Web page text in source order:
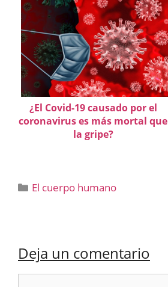
¿El Covid-19 causado por el
coronavirus es más mortal que
la gripe?
Categorías
El cuerpo humano
Deja un comentario